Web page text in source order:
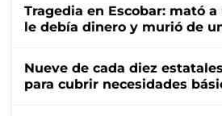
Tragedia en Escobar: mató
le debía dinero y murió de
Nueve de cada diez
para cubrir necesidades